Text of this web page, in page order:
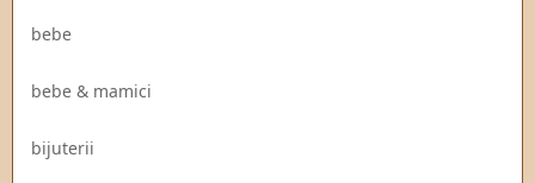
bebe
bebe & mamici
bijuterii